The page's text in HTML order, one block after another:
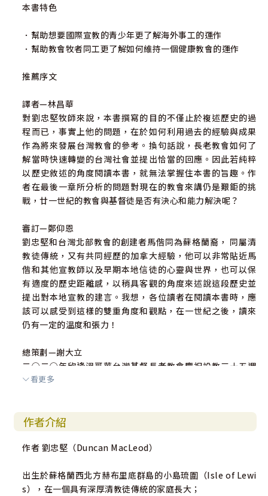
本書特色
．幫助想要國際宣教的青少年更了解海外事工的運作
．幫助教會牧者同工更了解如何維持一個健康教會的運作
推薦序文
譯者—林昌華
對劉忠堅牧師來說，本書撰寫的目的不僅止於複述歷史的過
程而已，事實上他的問題，在於如何利用過去的經驗與成果
作為將來發展台灣教會的參考。換句話說，長老教會如何了
解當時快速轉變的台灣社會並提出恰當的回應。因此若純粹
以歷史敘述的角度閱讀本書，就無法掌握住本書的旨趣。作
者在最後一章所分析的問題對現在的教會來講仍是艱鉅的挑
戰，廿一世紀的教會與基督徒是否有決心和能力解決呢？
審訂—鄭仰恩
劉忠堅和台灣北部教會的創建者馬偕同為蘇格蘭裔， 同屬清
教徒傳統，又有共同經歷的加拿大經驗，他可以非常貼近馬
偕和其他宣教師以及早期本地信徒的心靈與世界，也可以保
有適度的歷史距離感，以稍具客觀的角度來述說這段歷史並
提出對本地宣教的建言。我想，各位讀者在閱讀本書時，應
該可以感受到這樣的雙重角度和觀點，在一世紀之後，讀來
仍有一定的溫度和張力！
總策劃—謝大立
二○二○年欣逢溫哥華台灣基督長老教會慶祝設教三十五週
年之際，阮決定通過文字出版來回應上帝的疼，藉由雙語的
帝在歷史中成就的福音行動。
看更多
作者介紹
作者 劉忠堅（Duncan MacLeod）
出生於蘇格蘭西北方赫布里底群島的小島琉圍（Isle of Lewi
s），在一個具有深厚清教徒傳統的家庭長大；